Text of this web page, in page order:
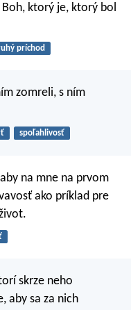
Boh, ktorý je, ktorý bol
príchod
zomreli, s ním
spoľahlivosť
na mne na prvom
ako príklad pre
skrze neho
aby sa za nich